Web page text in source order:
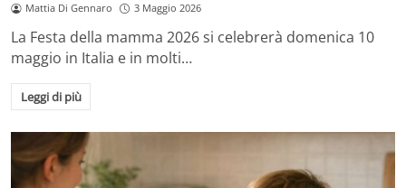
Mattia Di Gennaro 3 Maggio 2026
La Festa della mamma 2026 si celebrerà domenica 10
maggio in Italia e in molti…
Leggi di più